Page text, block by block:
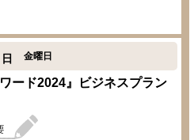
日 金曜日
ード2024』ビジネスプラン